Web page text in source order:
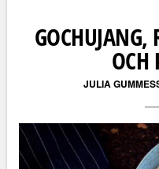
GOCHUJANG,
OCH
JULIA